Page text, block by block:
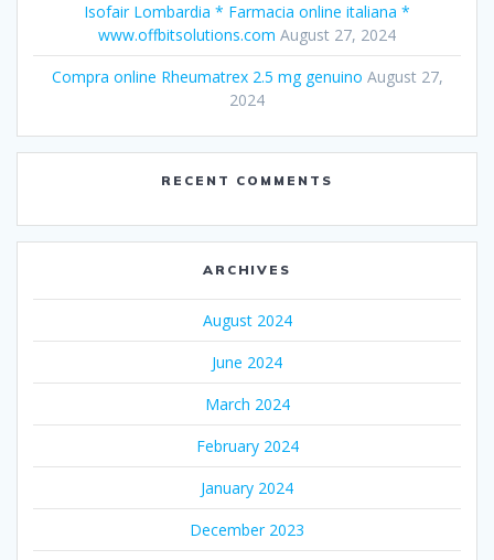
Isofair Lombardia * Farmacia online italiana *
www.offbitsolutions.com August 27, 2024
Compra online Rheumatrex 2.5 mg genuino August 27,
2024
RECENT COMMENTS
ARCHIVES
August 2024
June 2024
March 2024
February 2024
January 2024
December 2023